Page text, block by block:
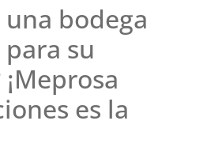
bodega
su
es la